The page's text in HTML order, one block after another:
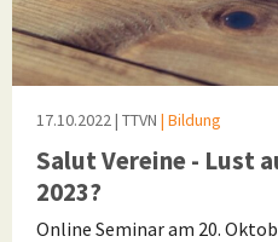
17.10.2022| TTVN | Bildung
Salut Vereine - Lust
2023?
Online Seminar am 20.